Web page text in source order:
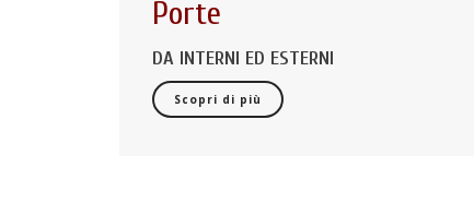
Porte
DA INTERNI ED ESTERNI
Scopri di più